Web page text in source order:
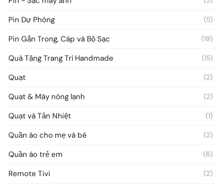
Pin Dự Phòng (5)
Pin Gắn Trong, Cáp và Bộ Sạc (19)
Quà Tặng Trang Trí Handmade (15)
Quạt (2)
Quạt & Máy nóng lạnh (2)
Quạt và Tản Nhiệt (1)
Quần áo cho mẹ và bé (2)
Quần áo trẻ em (6)
Remote Tivi (2)